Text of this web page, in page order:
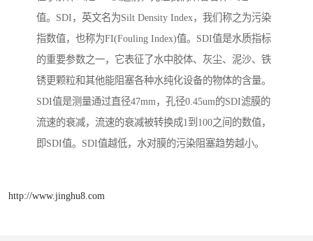
值。SDI，英文名为Silt Density Index，我们称之为污染
指数值，也称为FI(Fouling Index)值。SDI值是水质指标
的重要参数之一，它表征了水中胶体、灰尘、泥沙、铁
锈更颗粒和其他能阻塞各种水纯化设备的物体的含量。
SDI值是测量通过直径47mm，孔径0.45um的SDI滤膜的
流速的衰减，流速的衰减被转换成1到100之间的数值，
即SDI值。SDI值越低，水对膜的污染阻塞趋势越小。
http://www.jinghu8.com